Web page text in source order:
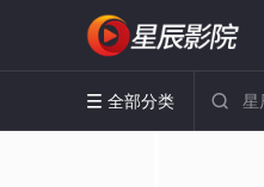
 全部分类 